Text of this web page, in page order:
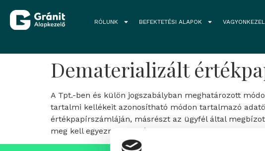
RÓLUNK BEFEKTETÉSI ALAPOK
Dematerializált
A Tpt.-ben és külön jogszabályban meghatározott
tartalmi kellékeit azonosítható módon tartalmazó
értékpapírszámláján, másrészt az ügyfél által
meg kell egyeznie egymással.